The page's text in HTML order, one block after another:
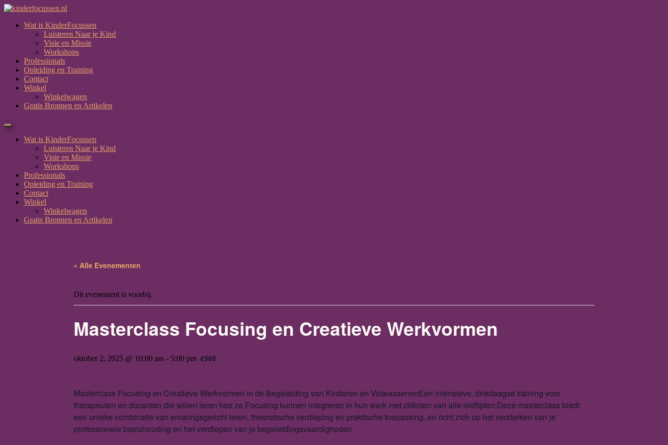
Wat is KinderFocussen
Luisteren Naar je Kind
Visie en Missie
Workshops
Professionals
Opleiding en Training
Contact
Winkel
Winkelwagen
Gratis Bronnen en Artikelen
Wat is KinderFocussen
Luisteren Naar je Kind
Visie en Missie
Workshops
Professionals
Opleiding en Training
Contact
Winkel
Winkelwagen
Gratis Bronnen en Artikelen
« Alle Evenementen
Dit evenement is voorbij.
Masterclass Focusing en Creatieve Werkvormen
oktober 2, 2025 @ 10:00 am - 5:00 pm €565
Masterclass Focusing en Creatieve Werkvormen in de Begeleiding van Kinderen en VolwassenenEen intensieve, driedaagse training voor
therapeuten en docenten die willen leren hoe ze Focusing kunnen integreren in hun werk met cliënten van alle leeftijden.Deze masterclass biedt
een unieke combinatie van ervaringsgericht leren, theoretische verdieping en praktische toepassing, en richt zich op het versterken van je
professionele basishouding en het verdiepen van je begeleidingsvaardigheden